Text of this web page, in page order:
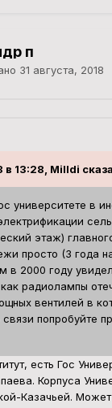
п
31 августа, 2018
в 13:28, Milldi
университете в
этаж)
просто (3 года
в 2000 году
радиолампы
вентилей в
связи попробуйте
есть Гос
Корпуса
Казачьей. Может